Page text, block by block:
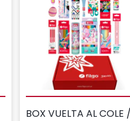
BOX VUELTA AL COLE /